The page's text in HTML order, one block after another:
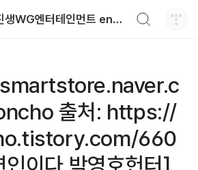
와일드진생WG엔터테인먼트 entertainment
출처: https://
660